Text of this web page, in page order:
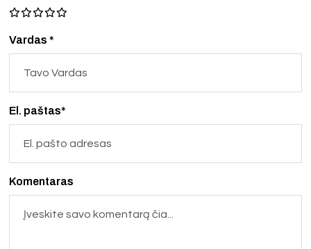
Vardas *
El. paštas*
Komentaras